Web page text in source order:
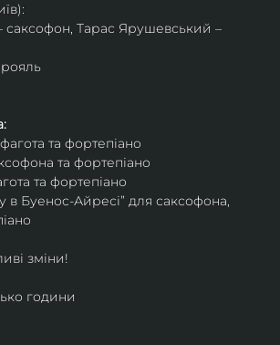
саксофон, Тарас Ярушевський –
та фортепіано
та фортепіано
та фортепіано
Буенос-Айресі” для саксофона,
зміни!
години